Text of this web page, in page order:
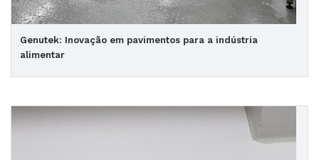
Genutek: Inovação em pavimentos para a indústria
alimentar